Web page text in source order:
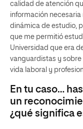
calidad de atención
información
dinámica de estudio,
que me permitió
Universidad que era
vanguardistas y
vida laboral y
En tu caso…
un
¿qué significa